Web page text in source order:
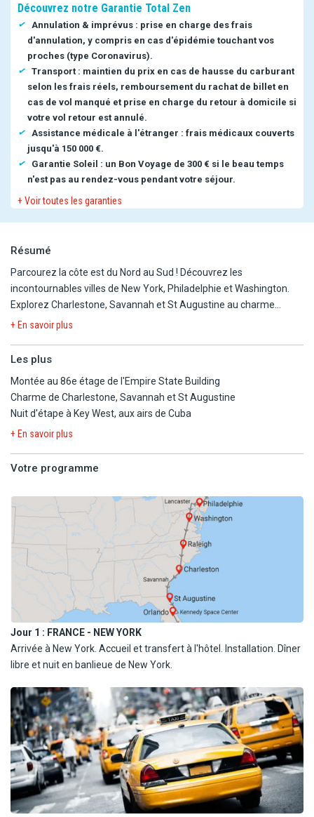
Découvrez notre Garantie Total Zen
Annulation & imprévus : prise en charge des frais
d'annulation, y compris en cas d'épidémie touchant vos
proches (type Coronavirus).
Transport : maintien du prix en cas de hausse du carburant
selon les frais réels, remboursement du rachat de billet en
cas de vol manqué et prise en charge du retour à domicile si
votre vol retour est annulé.
Assistance médicale à l'étranger : frais médicaux couverts
jusqu'à 150 000 €.
Garantie Soleil : un Bon Voyage de 300 € si le beau temps
n'est pas au rendez-vous pendant votre séjour.
+ Voir toutes les garanties
Résumé
Parcourez la côte est du Nord au Sud ! Découvrez les
incontournables villes de New York, Philadelphie et Washington.
Explorez Charlestone, Savannah et St Augustine au charme
d'antan. Et terminez votre voyage en Floride, sur les plages
+ En savoir plus
Les plus
Montée au 86e étage de l'Empire State Building
Charme de Charlestone, Savannah et St Augustine
Nuit d'étape à Key West, aux airs de Cuba
+ En savoir plus
Votre programme
Jour 1 : FRANCE - NEW YORK
Arrivée à New York. Accueil et transfert à l'hôtel. Installation. Dîner
libre et nuit en banlieue de New York.